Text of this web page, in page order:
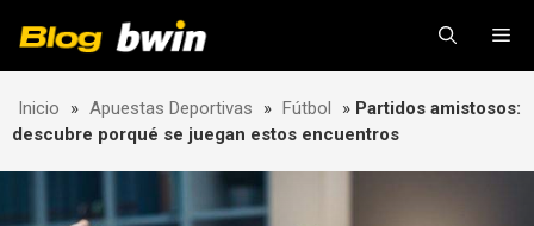
Inicio » Apuestas Deportivas » Fútbol » Partidos amistosos:
descubre porqué se juegan estos encuentros